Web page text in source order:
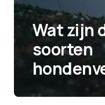
Wat zijn
soorten